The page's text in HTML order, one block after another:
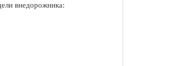
внедорожника: